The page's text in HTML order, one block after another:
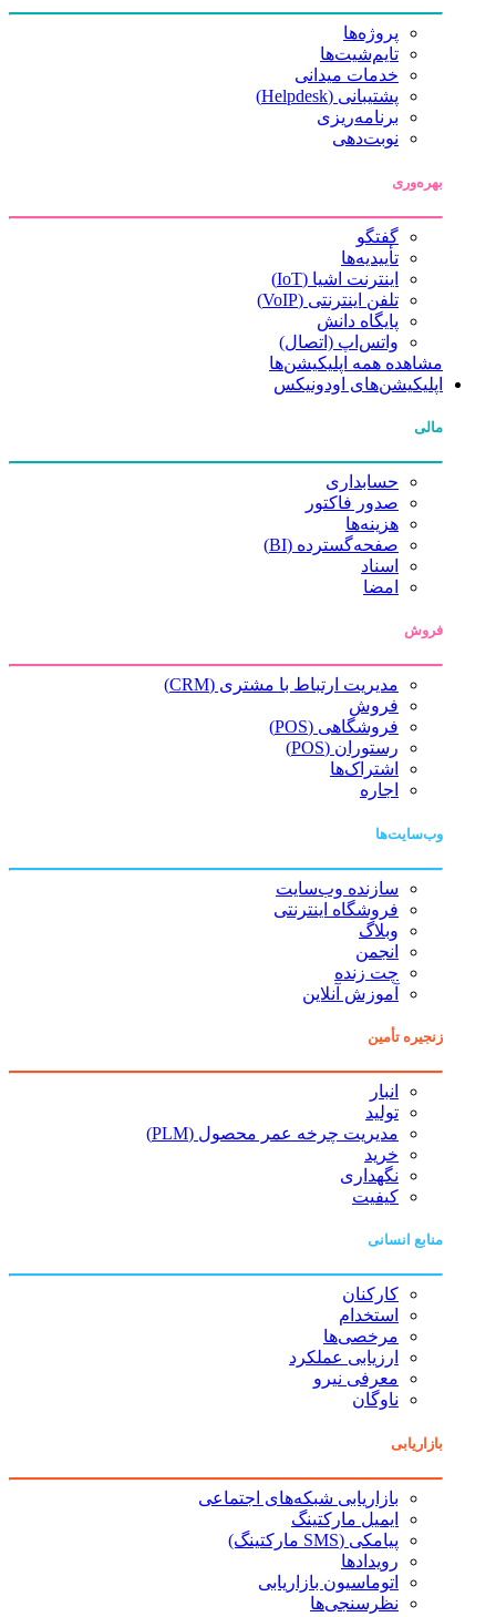
پروژه‌ها
تایم‌شیت‌ها
خدمات میدانی
پشتیبانی (Helpdesk)
برنامه‌ریزی
نوبت‌دهی
بهره‌وری
گفتگو
تأییدیه‌ها
اینترنت اشیا (IoT)
تلفن اینترنتی (VoIP)
پایگاه دانش
واتس‌اپ (اتصال)
مشاهده همه اپلیکیشن‌ها
اپلیکیشن‌های اودونیکس
مالی
حسابداری
صدور فاکتور
هزینه‌ها
صفحه‌گسترده (BI)
اسناد
امضا
فروش
مدیریت ارتباط با مشتری (CRM)
فروش
فروشگاهی (POS)
رستوران (POS)
اشتراک‌ها
اجاره
وب‌سایت‌ها
سازنده وب‌سایت
فروشگاه اینترنتی
وبلاگ
انجمن
چت زنده
آموزش آنلاین
زنجیره تأمین
انبار
تولید
مدیریت چرخه عمر محصول (PLM)
خرید
نگهداری
کیفیت
منابع انسانی
کارکنان
استخدام
مرخصی‌ها
ارزیابی عملکرد
معرفی نیرو
ناوگان
بازاریابی
بازاریابی شبکه‌های اجتماعی
ایمیل مارکتینگ
پیامکی (SMS مارکتینگ)
رویدادها
اتوماسیون بازاریابی
نظرسنجی‌ها